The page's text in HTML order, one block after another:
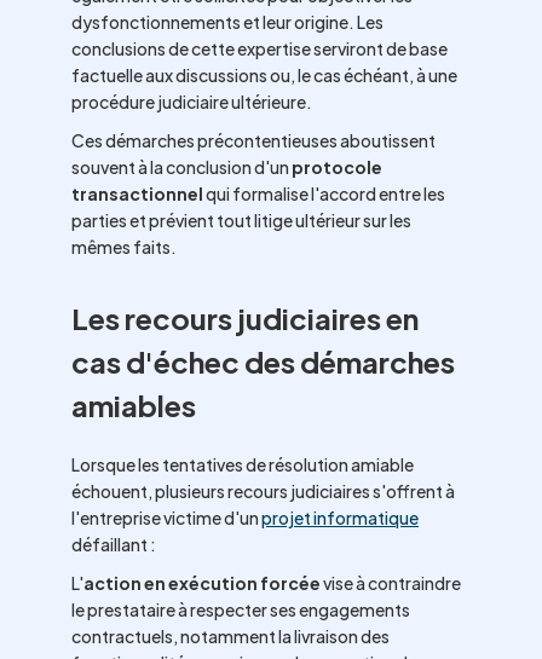
dysfonctionnements et leur origine. Les
conclusions de cette expertise serviront de base
factuelle aux discussions ou, le cas échéant, à une
procédure judiciaire ultérieure.
Ces démarches précontentieuses aboutissent
souvent à la conclusion d'un protocole
transactionnelqui formalise l'accord entre les
parties et prévient tout litige ultérieur sur les
mêmes faits.
Les recours judiciaires en
cas d'échec des démarches
amiables
Lorsque les tentatives de résolution amiable
échouent, plusieurs recours judiciaires s'offrent à
l'entreprise victime d'unprojet informatique
défaillant :
L'action en exécution forcéevise à contraindre
le prestataire à respecter ses engagements
contractuels, notamment la livraison des